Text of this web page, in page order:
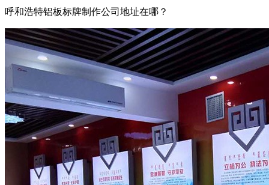
呼和浩特铝板标牌制作公司地址在哪？